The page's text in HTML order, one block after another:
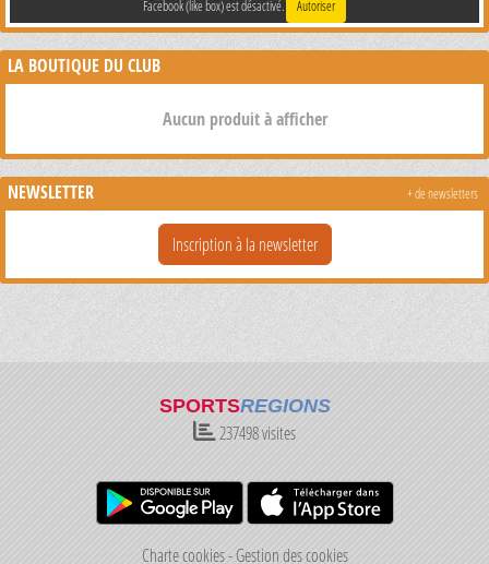
Facebook (like box) est désactivé. Autoriser
LA BOUTIQUE DU CLUB
Aucun produit à afficher
NEWSLETTER
Inscription à la newsletter
+ de newsletters
SPORTSREGIONS
237498visites
Charte cookies Gestion des cookies